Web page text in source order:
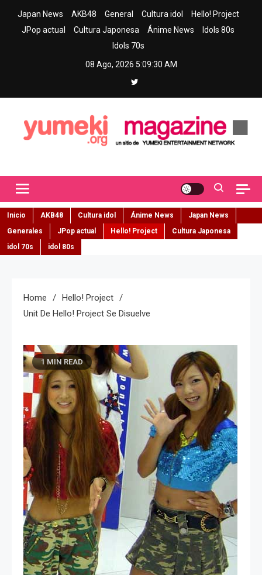
Japan News AKB48 General Cultura idol
Hello! Project
JPop actual
Cultura Japonesa Ánime News
Idols 80s
Idols 70s
08 Ago, 2026 5:09:31 AM
Inicio AKB48 Cultura idol Ánime News
Japan News
Generales
JPop actual Hello! Project
Cultura Japonesa
idol 70s
idol 80s
Home
Hello! Project
Unit De Hello! Project Se Disuelve
1 MIN READ